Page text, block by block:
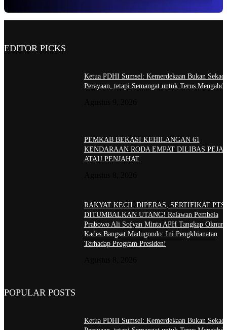
EDITOR PICKS
Ketua PDHI Sumsel: Kemerdekaan Bukan
Perayaan, tetapi Semangat untuk Terus Mengabdi
PEMKAB BEKASI KEHILANGAN 61
KENDARAAN RODA EMPAT DILIBAS
ATAU PENJAHAT
RAKYAT KECIL DIPERAS, SERTIFIKAT
DITUMBALKAN UTANG! Relawan Pembela
Prabowo Ali Sofyan Minta APH Tangkap Oknum
Kades Bangsat Madugondo: Ini Pengkhianatan
Terhadap Program Presiden!
POPULAR POSTS
Ketua PDHI Sumsel: Kemerdekaan Bukan